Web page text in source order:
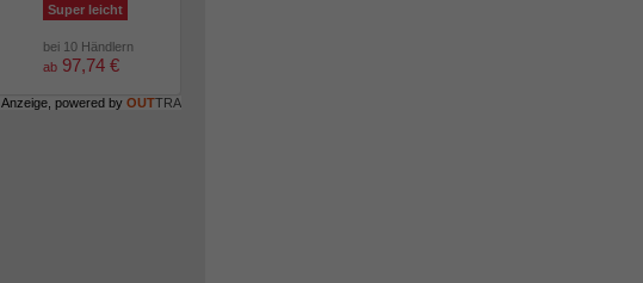
Super leicht
bei 10 Händlern
ab 97,74 €
Anzeige, powered by OUTTRA